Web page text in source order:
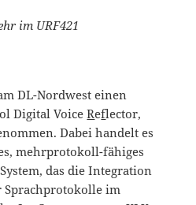
im URF421
DL-Nordwest einen
Digital VoiceReflector,
Dabei handelt es
mehrprotokoll-fähiges
das die Integration
im